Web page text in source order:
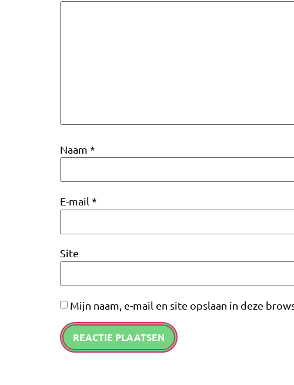
Naam *
E-mail *
Site
Mijn naam, e-mail en site opslaan in deze